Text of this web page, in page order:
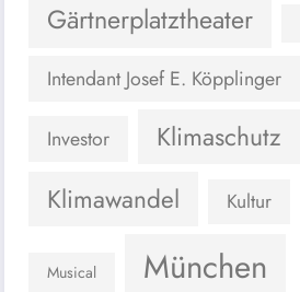
Gärtnerplatztheater
Intendant Josef E. Köpplinger
Investor Klimaschutz
Klimawandel Kultur
Musical München